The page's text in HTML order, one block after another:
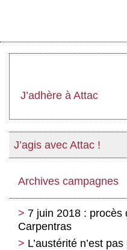
J’adhère à Attac
J’agis avec Attac !
Archives campagnes
7 juin 2018 : procès
Carpentras
L’austérité n’est